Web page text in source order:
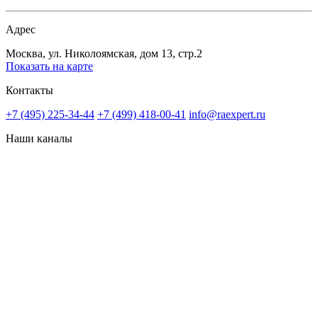
Адрес
Москва, ул. Николоямская, дом 13, стр.2
Показать на карте
Контакты
+7 (495) 225-34-44 +7 (499) 418-00-41 info@raexpert.ru
Наши каналы